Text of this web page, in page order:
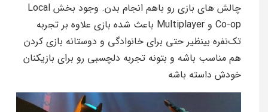
چالش های بازی رو باهم انجام بدن.
وجود بخش Local
Co-op و Multiplayer باعث شده بازی علاوه بر تجربه
تک‌نفره بینظیر حتی برای خانوادگی و دوستانه بازی کردن
هم مناسب باشه و بتونه تجربه دلچسبی رو برای بازیکنان
خودش داسته باشه